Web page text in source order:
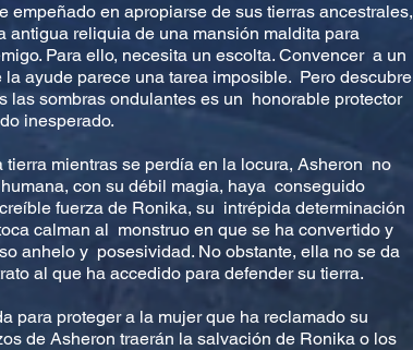
empeñado en apropiarse de sus tierras ancestrales,
antigua reliquia de una mansión maldita para
Para ello, necesita un escolta. Convencer a un
ayude parece una tarea imposible. Pero descubre
las sombras ondulantes es un honorable protector
inesperado.
mientras se perdía en la locura, Asheron no
con su débil magia, haya conseguido
fuerza de Ronika, su intrépida determinación
calman al monstruo en que se ha convertido y
anhelo y posesividad. No obstante, ella no se da
al que ha accedido para defender su tierra.
para proteger a la mujer que ha reclamado su
de Asheron traerán la salvación de Ronika o los